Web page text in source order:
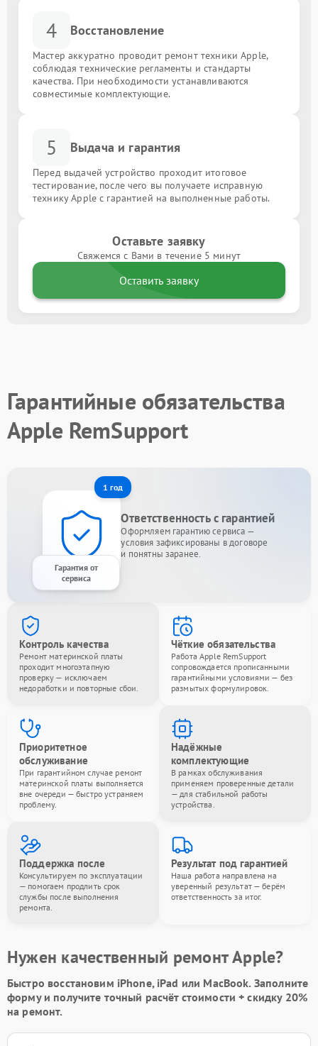
4 Восстановление
Мастер аккуратно проводит ремонт техники Apple,
соблюдая технические регламенты и стандарты
качества. При необходимости устанавливаются
совместимые комплектующие.
5 Выдача и гарантия
Перед выдачей устройство проходит итоговое
тестирование, после чего вы получаете исправную
технику Apple с гарантией на выполненные работы.
Оставьте заявку
Свяжемся с Вами в течение 5 минут
Оставить заявку
Гарантийные обязательства
Apple RemSupport
1 год
Гарантия от
сервиса
Ответственность с гарантией
Оформляем гарантию сервиса —
условия зафиксированы в договоре
и понятны заранее.
Контроль качества
Ремонт материнской платы
проходит многоэтапную
проверку — исключаем
недоработки и повторные сбои.
Чёткие обязательства
Работа Apple RemSupport
сопровождается прописанными
гарантийными условиями — без
размытых формулировок.
Приоритетное
обслуживание
При гарантийном случае ремонт
материнской платы выполняется
вне очереди — быстро устраняем
проблему.
Надёжные
комплектующие
В рамках обслуживания
применяем проверенные детали
— для стабильной работы
устройства.
Поддержка после
Консультируем по эксплуатации
— помогаем продлить срок
службы после выполнения
ремонта.
Результат под гарантией
Наша работа направлена на
уверенный результат — берём
ответственность за итог.
Нужен качественный ремонт Apple?
Быстро восстановим iPhone, iPad или MacBook. Заполните
формуи получите точный расчёт стоимости +скидку 20%
на ремонт.